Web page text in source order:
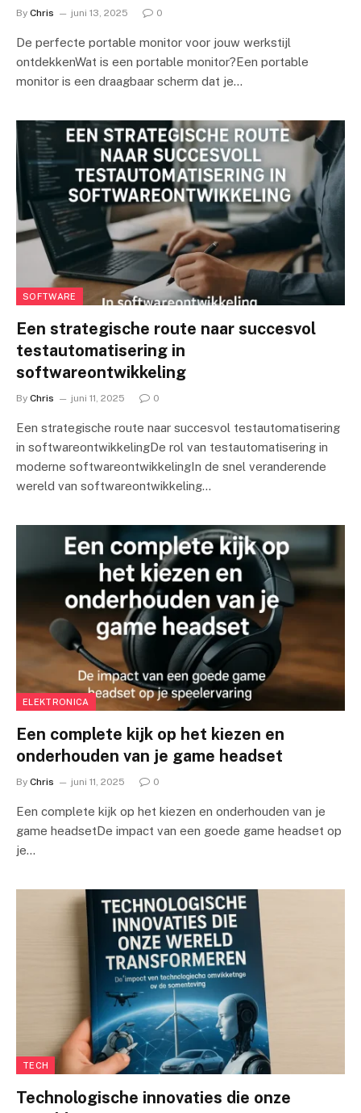
By Chris juni 13, 2025 0
De perfecte portable monitor voor jouw werkstijl
ontdekkenWat is een portable monitor?Een portable
monitor is een draagbaar scherm dat je…
SOFTWARE
Een strategische route naar succesvol
testautomatisering in
softwareontwikkeling
By Chris juni 11, 2025 0
Een strategische route naar succesvol testautomatisering
in softwareontwikkelingDe rol van testautomatisering in
moderne softwareontwikkelingIn de snel veranderende
wereld van softwareontwikkeling…
ELEKTRONICA
Een complete kijk op het kiezen en
onderhouden van je game headset
By Chris juni 11, 2025 0
Een complete kijk op het kiezen en onderhouden van je
game headsetDe impact van een goede game headset op
je…
TECH
Technologische innovaties die onze